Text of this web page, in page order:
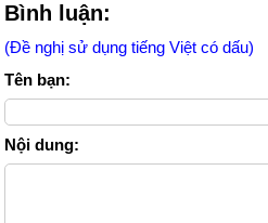
Bình luận:
(Đề nghị sử dụng tiếng Việt có dấu)
Tên bạn:
Nội dung: